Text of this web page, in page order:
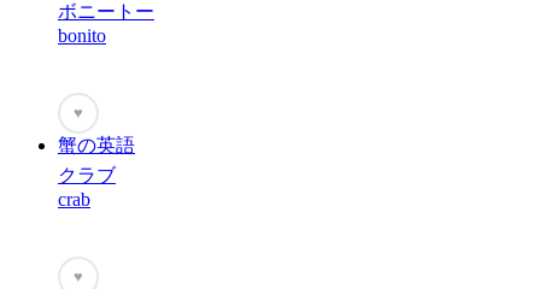
ボニートー
bonito
♥
蟹の英語
クラブ
crab
♥